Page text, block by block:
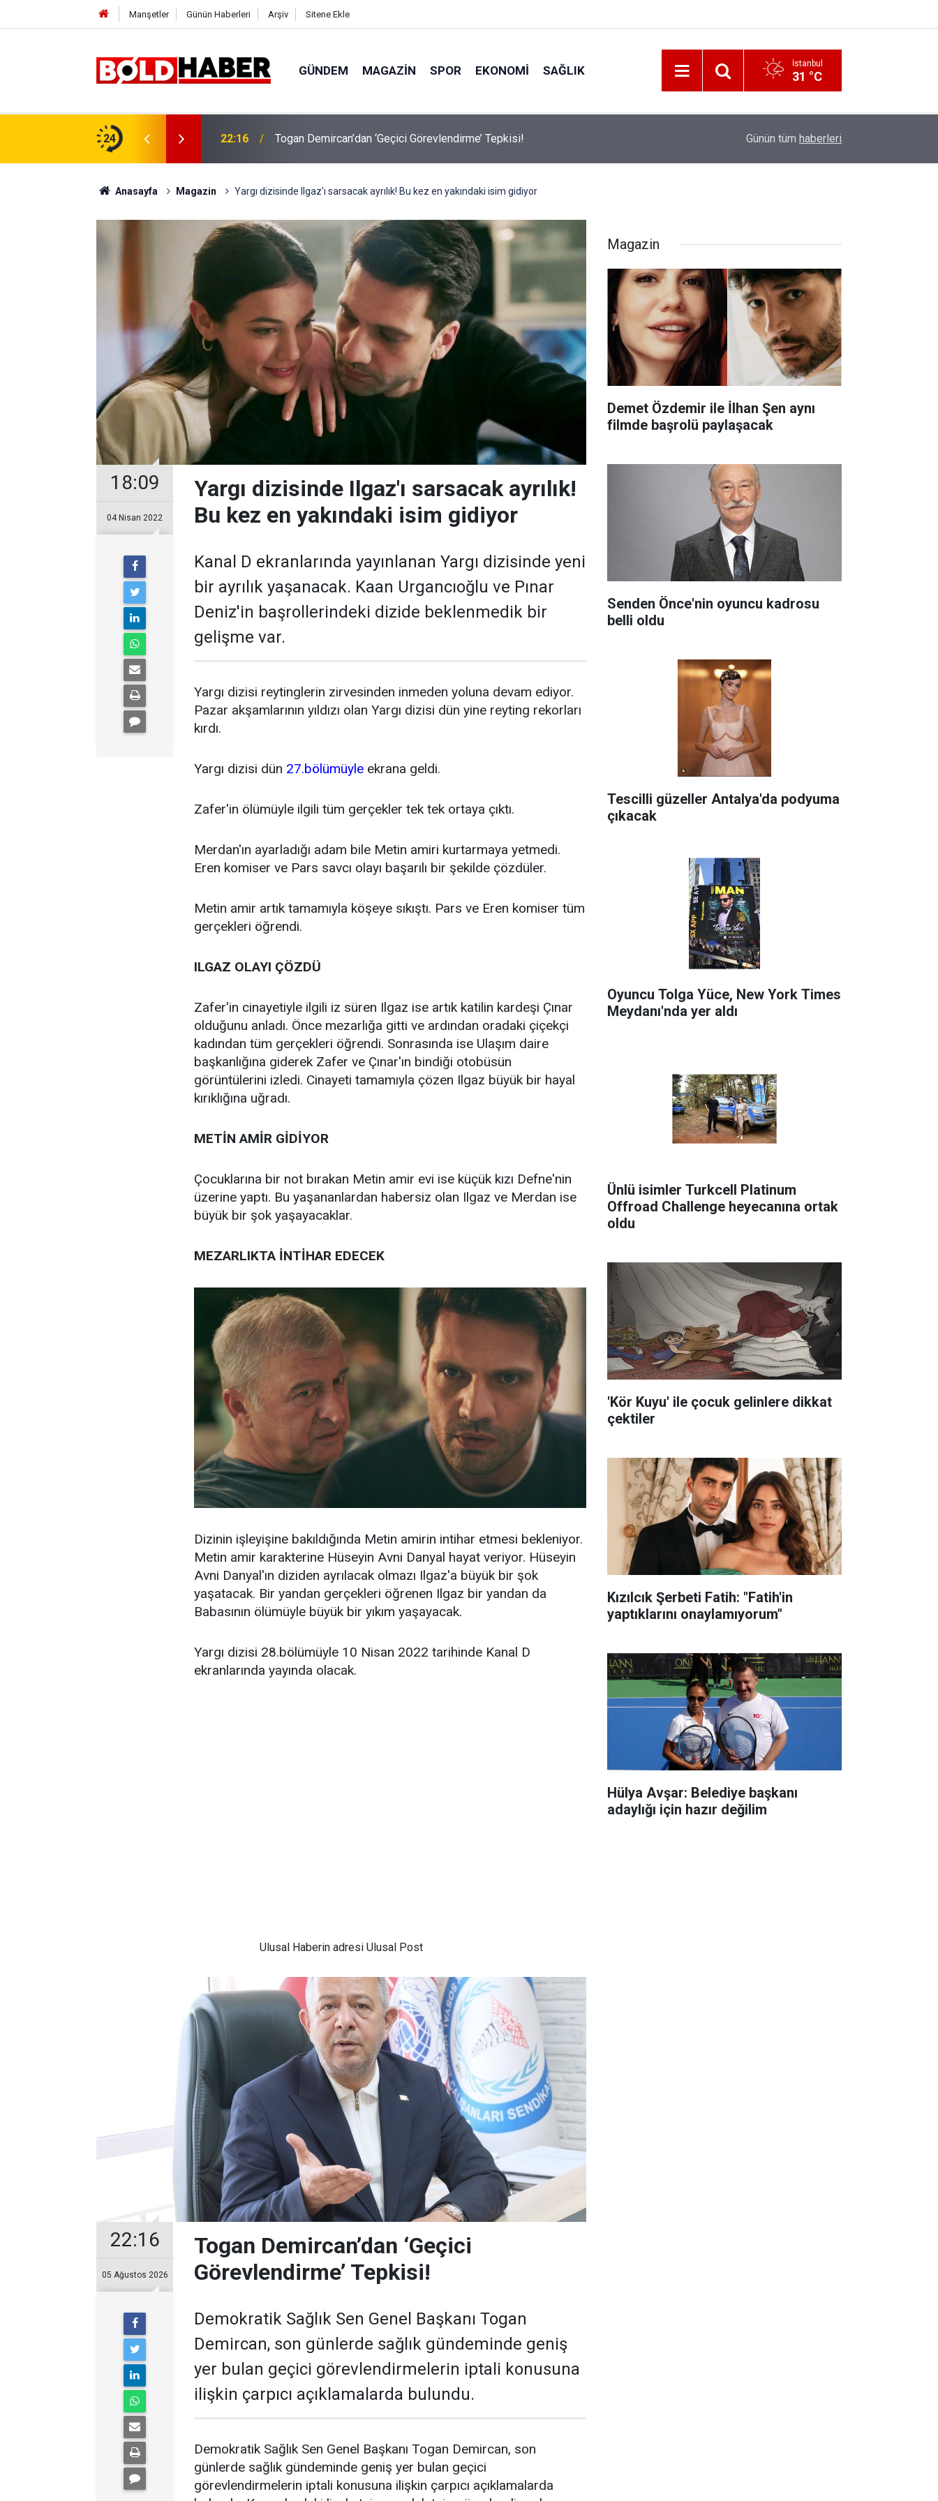
Manşetler Günün Haberleri Arşiv Sitene Ekle
GÜNDEM MAGAZIN SPOR EKONOMI SAĞLIK İstanbul
31 °C
24 19:32 Sıcak Havalarda Ödem Şikayetini Hafife Almayın! İzmir 112’de Kan Donduran İddialar!
Günün tüm haberleri
Anasayfa Magazin Yargı dizisinde Ilgaz'ı sarsacak ayrılık! Bu kez en yakındaki isim gidiyor
18:09
04 Nisan 2022
Yargı dizisinde Ilgaz'ı sarsacak ayrılık!
Bu kez en yakındaki isim gidiyor
Kanal D ekranlarında yayınlanan Yargı dizisinde yeni
bir ayrılık yaşanacak. Kaan Urgancıoğlu ve Pınar
Deniz'in başrollerindeki dizide beklenmedik bir
gelişme var.
Yargı dizisi reytinglerin zirvesinden inmeden yoluna devam ediyor.
Pazar akşamlarının yıldızı olan Yargı dizisi dün yine reyting rekorları
kırdı.
Yargı dizisi dün 27.bölümüyle ekrana geldi.
Zafer'in ölümüyle ilgili tüm gerçekler tek tek ortaya çıktı.
Merdan'ın ayarladığı adam bile Metin amiri kurtarmaya yetmedi.
Eren komiser ve Pars savcı olayı başarılı bir şekilde çözdüler.
Metin amir artık tamamıyla köşeye sıkıştı. Pars ve Eren komiser tüm
gerçekleri öğrendi.
ILGAZ OLAYI ÇÖZDÜ
Zafer'in cinayetiyle ilgili iz süren Ilgaz ise artık katilin kardeşi Çınar
olduğunu anladı. Önce mezarlığa gitti ve ardından oradaki çiçekçi
kadından tüm gerçekleri öğrendi. Sonrasında ise Ulaşım daire
başkanlığına giderek Zafer ve Çınar'ın bindiği otobüsün
görüntülerini izledi. Cinayeti tamamıyla çözen Ilgaz büyük bir hayal
kırıklığına uğradı.
METİN AMİR GİDİYOR
Çocuklarına bir not bırakan Metin amir evi ise küçük kızı Defne'nin
üzerine yaptı. Bu yaşananlardan habersiz olan Ilgaz ve Merdan ise
büyük bir şok yaşayacaklar.
MEZARLIKTA İNTİHAR EDECEK
Dizinin işleyişine bakıldığında Metin amirin intihar etmesi bekleniyor.
Metin amir karakterine Hüseyin Avni Danyal hayat veriyor. Hüseyin
Avni Danyal'ın diziden ayrılacak olmazı Ilgaz'a büyük bir şok
yaşatacak. Bir yandan gerçekleri öğrenen Ilgaz bir yandan da
Babasının ölümüyle büyük bir yıkım yaşayacak.
Yargı dizisi 28.bölümüyle 10 Nisan 2022 tarihinde Kanal D
ekranlarında yayında olacak.
Ulusal Haberin adresi Ulusal Post
22:16
05 Ağustos 2026
Togan Demircan’dan ‘Geçici
Görevlendirme’ Tepkisi!
Demokratik Sağlık Sen Genel Başkanı Togan
Demircan, son günlerde sağlık gündeminde geniş
yer bulan geçici görevlendirmelerin iptali konusuna
ilişkin çarpıcı açıklamalarda bulundu.
Demokratik Sağlık Sen Genel Başkanı Togan Demircan, son
günlerde sağlık gündeminde geniş yer bulan geçici
görevlendirmelerin iptali konusuna ilişkin çarpıcı açıklamalarda
Magazin
Demet Özdemir ile İlhan Şen aynı
filmde başrolü paylaşacak
Senden Önce'nin oyuncu kadrosu
belli oldu
Tescilli güzeller Antalya'da podyuma
çıkacak
Oyuncu Tolga Yüce, New York Times
Meydanı'nda yer aldı
Ünlü isimler Turkcell Platinum
Offroad Challenge heyecanına ortak
oldu
'Kör Kuyu' ile çocuk gelinlere dikkat
çektiler
Kızılcık Şerbeti Fatih: "Fatih'in
yaptıklarını onaylamıyorum"
Hülya Avşar: Belediye başkanı
adaylığı için hazır değilim